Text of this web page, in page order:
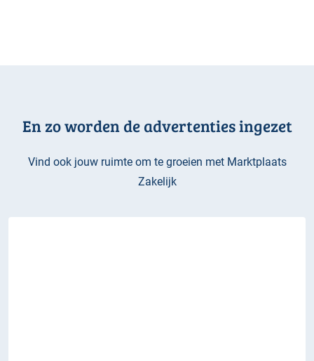
En zo worden de advertenties ingezet
Vind ook jouw ruimte om te groeien met Marktplaats
Zakelijk